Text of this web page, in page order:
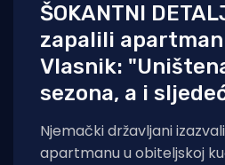
ŠOKANTNI
zapalili
Vlasnik:
sezona, a i
Njemački državljani
apartmanu u obiteljskoj